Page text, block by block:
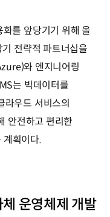
를 앞당기기 위해 올
전략적 파트너십을
와 엔지니어링
는 빅데이터를
라우드 서비스의
안전하고 편리한
계획이다.
운영체제 개발